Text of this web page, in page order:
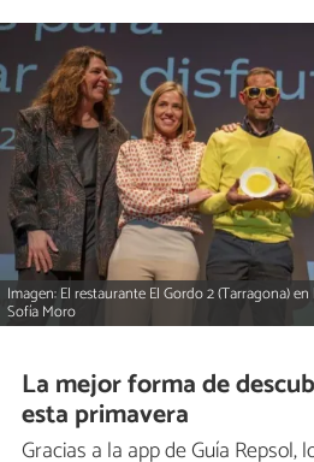
Imagen: El restaurante El Gordo 2 (Tarragona)
Sofía Moro
La mejor forma de
esta primavera
Gracias a la app de Guía Repsol,